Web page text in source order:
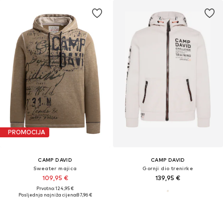
PROMOCIJA
CAMP DAVID
Sweater majica
109,95 €
Prvotno: 124,95 €
Posljednja najniža cijena:87,96 €
CAMP DAVID
Gornji dio trenirke
139,95 €